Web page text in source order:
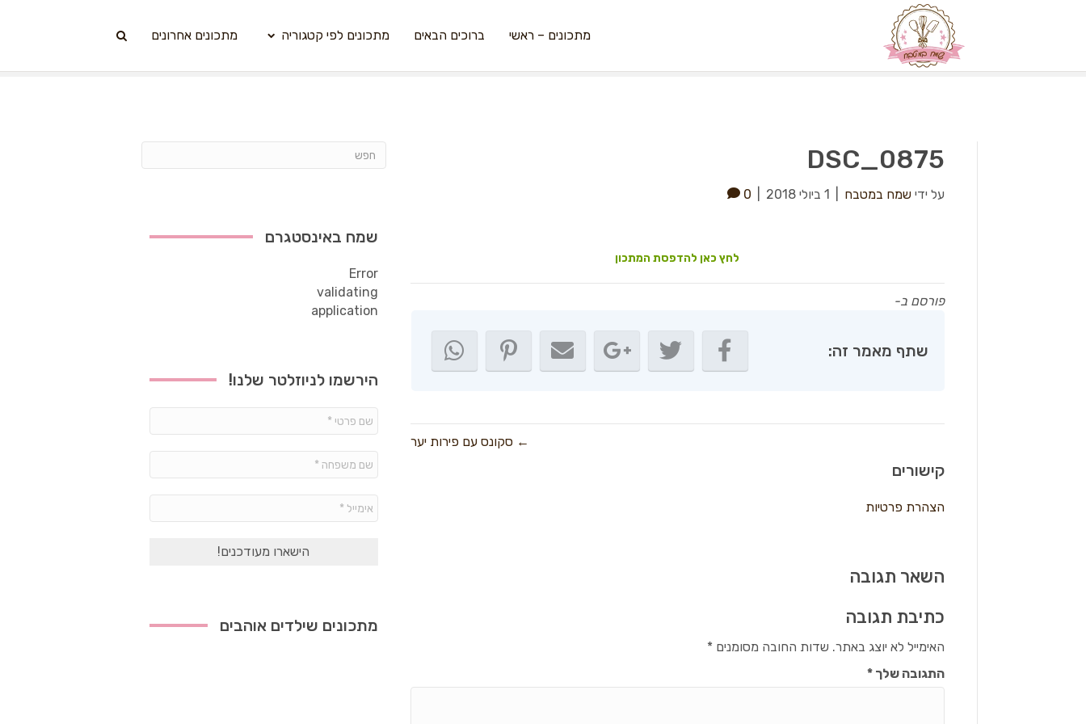
מתכונים – ראשי ברוכים הבאים מתכונים לפי קטגוריה מתכונים אחרונים
DSC_0875
על ידי שמח במטבח 1 ביולי 2018 0
לחץ כאן להדפסת המתכון
פורסם ב-
שתף מאמר זה:
← סקונס עם פירות יער
קישורים
הצהרת פרטיות
השאר תגובה
כתיבת תגובה
האימייל לא יוצג באתר. שדות החובה מסומנים*
התגובה שלך*
שמח באינסטגרם
Error
validating
application
הירשמו לניוזלטר שלנו!
פרטי
משפחה
*
מתכונים שילדים אוהבים